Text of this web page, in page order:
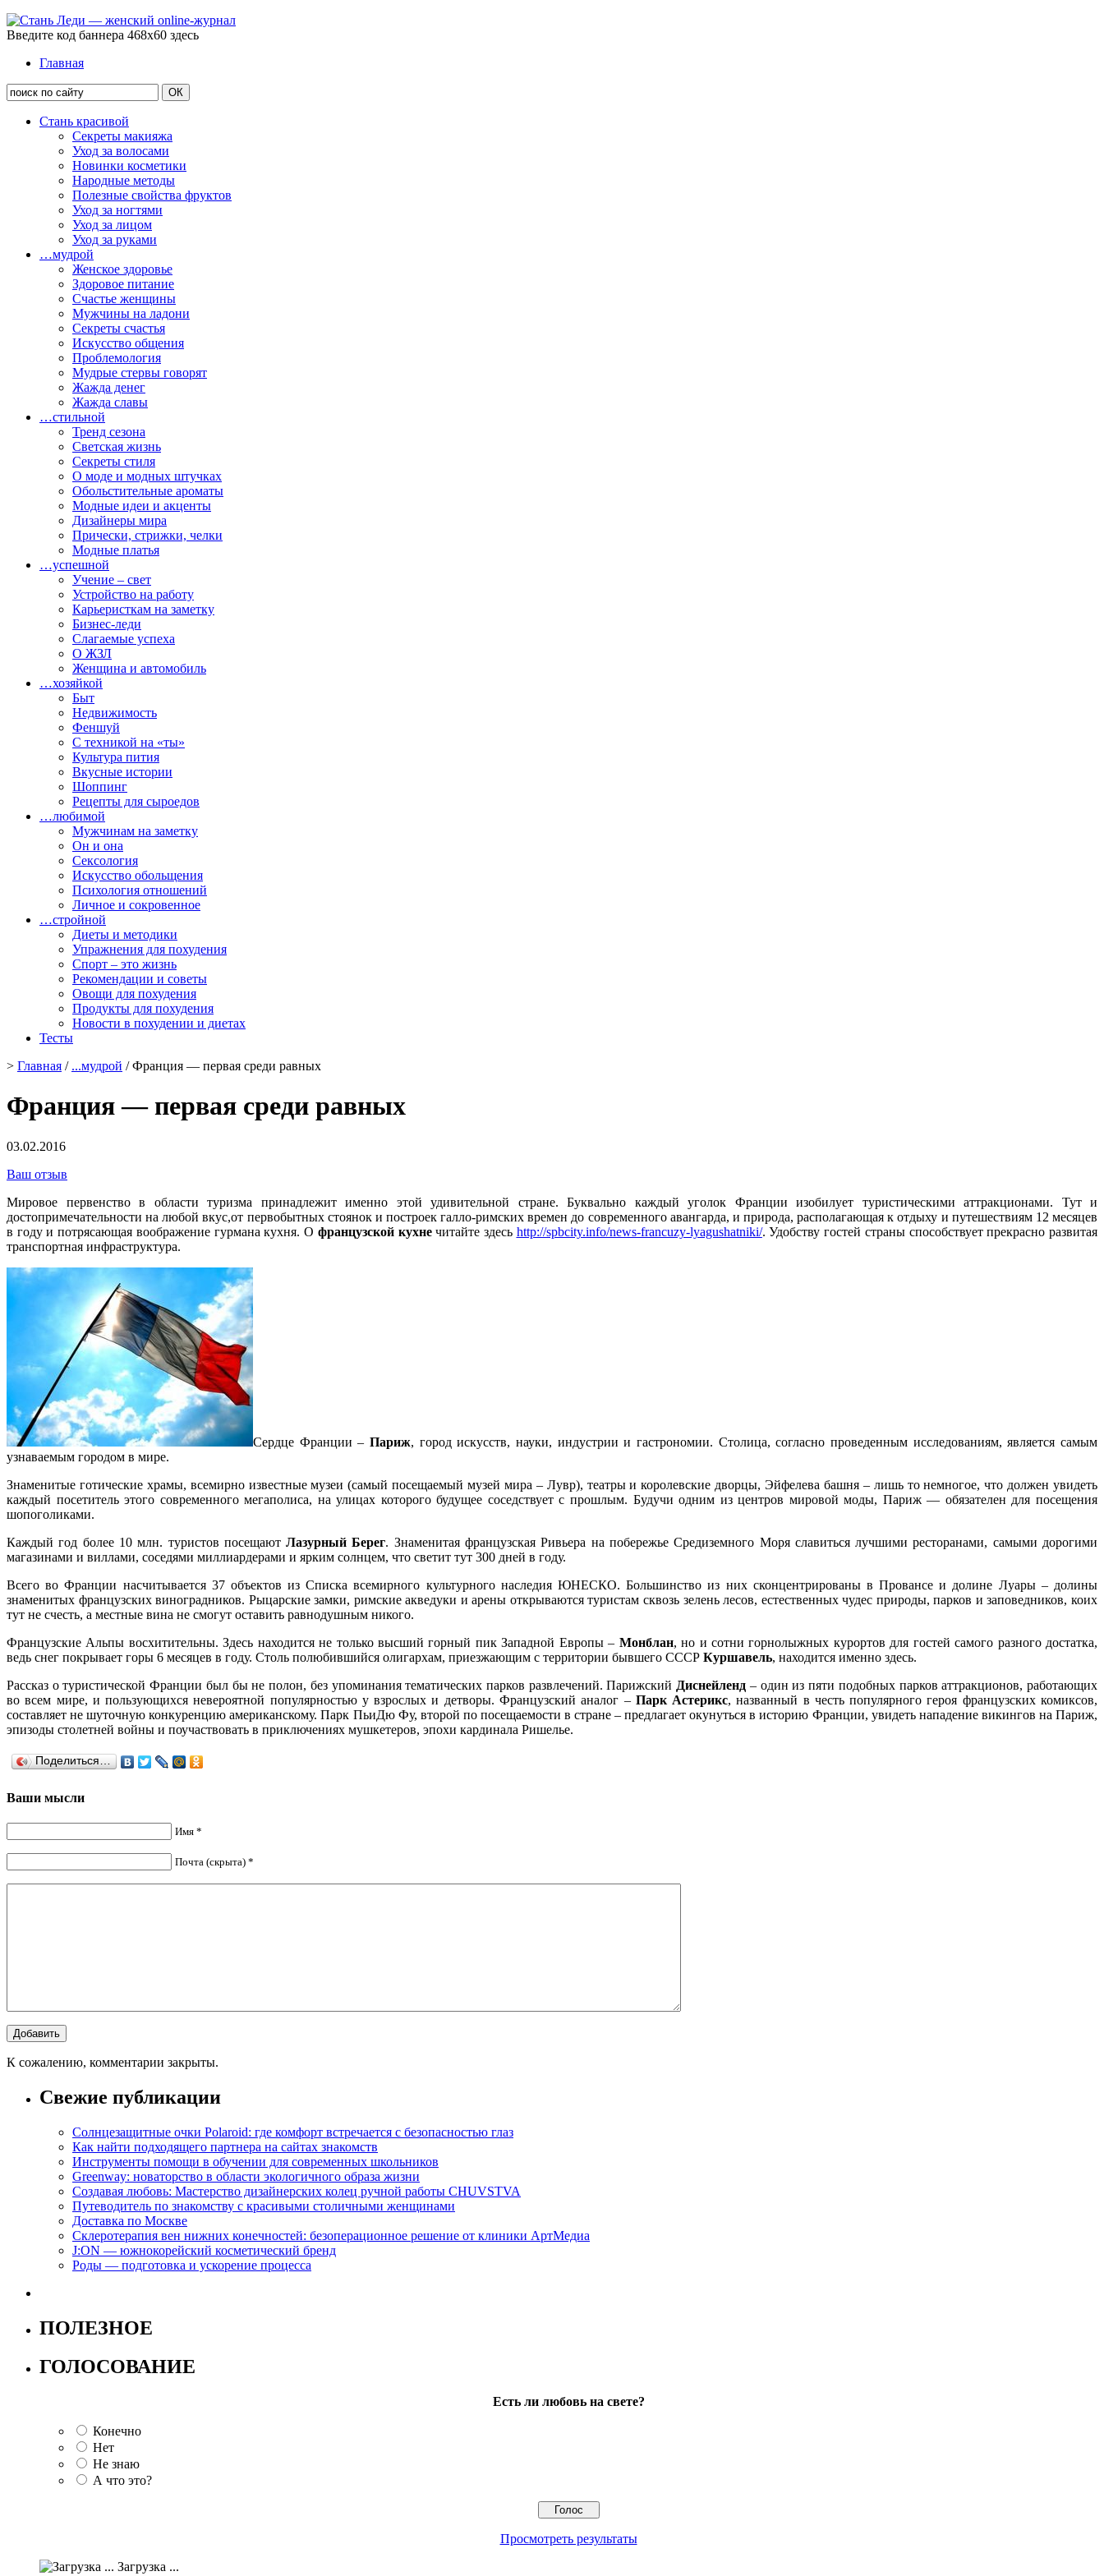
Введите код баннера 468x60 здесь
Главная
Стань красивой
Секреты макияжа
Уход за волосами
Новинки косметики
Народные методы
Полезные свойства фруктов
Уход за ногтями
Уход за лицом
Уход за руками
…мудрой
Женское здоровье
Здоровое питание
Счастье женщины
Мужчины на ладони
Секреты счастья
Искусство общения
Проблемология
Мудрые стервы говорят
Жажда денег
Жажда славы
…стильной
Тренд сезона
Светская жизнь
Секреты стиля
О моде и модных штучках
Обольстительные ароматы
Модные идеи и акценты
Дизайнеры мира
Прически, стрижки, челки
Модные платья
…успешной
Учение – свет
Устройство на работу
Карьеристкам на заметку
Бизнес-леди
Слагаемые успеха
О ЖЗЛ
Женщина и автомобиль
…хозяйкой
Быт
Недвижимость
Феншуй
С техникой на «ты»
Культура пития
Вкусные истории
Шоппинг
Рецепты для сыроедов
…любимой
Мужчинам на заметку
Он и она
Сексология
Искусство обольщения
Психология отношений
Личное и сокровенное
…стройной
Диеты и методики
Упражнения для похудения
Спорт – это жизнь
Рекомендации и советы
Овощи для похудения
Продукты для похудения
Новости в похудении и диетах
Тесты
> Главная / ...мудрой / Франция — первая среди равных
Франция — первая среди равных
03.02.2016
Ваш отзыв
Мировое первенство в области туризма принадлежит именно этой удивительной стране. Буквально каждый уголок Франции изобилует туристическими аттракционами. Тут и
достопримечательности на любой вкус,от первобытных стоянок и построек галло-римских времен до современного авангарда, и природа, располагающая к отдыху и путешествиям 12 месяцев
в году и потрясающая воображение гурмана кухня. О французской кухнечитайте здесь http://spbcity.info/news-francuzy-lyagushatniki/. Удобству гостей страны способствует прекрасно развитая
транспортная инфраструктура.
Сердце Франции – Париж, город искусств, науки, индустрии и гастрономии. Столица, согласно проведенным исследованиям, является самым
узнаваемым городом в мире.
Знаменитые готические храмы, всемирно известные музеи (самый посещаемый музей мира – Лувр), театры и королевские дворцы, Эйфелева башня – лишь то немногое, что должен увидеть
каждый посетитель этого современного мегаполиса, на улицах которого будущее соседствует с прошлым. Будучи одним из центров мировой моды, Париж — обязателен для посещения
шопоголиками.
Каждый год более 10 млн. туристов посещаютЛазурный Берег. Знаменитая французская Ривьера на побережье Средиземного Моря славиться лучшими ресторанами, самыми дорогими
магазинами и виллами, соседями миллиардерами и ярким солнцем, что светит тут 300 дней в году.
Всего во Франции насчитывается 37 объектов из Списка всемирного культурного наследия ЮНЕСКО. Большинство из них сконцентрированы в Провансе и долине Луары – долины
знаменитых французских виноградников. Рыцарские замки, римские акведуки и арены открываются туристам сквозь зелень лесов, естественных чудес природы, парков и заповедников, коих
тут не счесть, а местные вина не смогут оставить равнодушным никого.
Французские Альпы восхитительны. Здесь находится не только высший горный пик Западной Европы – Монблан, но и сотни горнолыжных курортов для гостей самого разного достатка,
ведь снег покрывает горы 6 месяцев в году. Столь полюбившийся олигархам, приезжающим с территории бывшего СССР Куршавель, находится именно здесь.
Рассказ о туристической Франции был бы не полон, без упоминания тематических парков развлечений. Парижский Диснейленд – один из пяти подобных парков аттракционов, работающих
во всем мире, и пользующихся невероятной популярностью у взрослых и детворы. Французский аналог – Парк Астерикс, названный в честь популярного героя французских комиксов,
составляет не шуточную конкуренцию американскому. Парк ПьиДю Фу, второй по посещаемости в стране – предлагает окунуться в историю Франции, увидеть нападение викингов на Париж,
эпизоды столетней войны и поучаствовать в приключениях мушкетеров, эпохи кардинала Ришелье.
Поделиться…
Ваши мысли
Имя *
Почта (скрыта) *
К сожалению, комментарии закрыты.
Свежие публикации
Солнцезащитные очки Polaroid: где комфорт встречается с безопасностью глаз
Как найти подходящего партнера на сайтах знакомств
Инструменты помощи в обучении для современных школьников
Greenway: новаторство в области экологичного образа жизни
Создавая любовь: Мастерство дизайнерских колец ручной работы CHUVSTVA
Путеводитель по знакомству с красивыми столичными женщинами
Доставка по Москве
Склеротерапия вен нижних конечностей: безоперационное решение от клиники АртМедиа
J:ON — южнокорейский косметический бренд
Роды — подготовка и ускорение процесса
ПОЛЕЗНОЕ
ГОЛОСОВАНИЕ
Есть ли любовь на свете?
Конечно
Нет
Не знаю
А что это?
Просмотреть результаты
Загрузка ...